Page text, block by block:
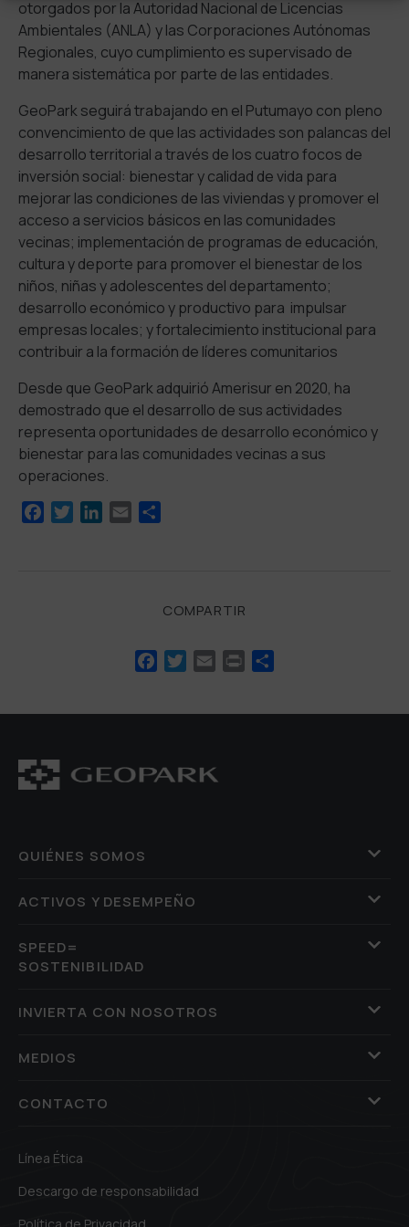
otorgados por la Autoridad Nacional de Licencias
Ambientales (ANLA) y las Corporaciones Autónomas
Regionales, cuyo cumplimiento es supervisado de
manera sistemática por parte de las entidades.
GeoPark seguirá trabajando en el Putumayo con pleno
convencimiento de que las actividades son palancas del
desarrollo territorial a través de los cuatro focos de
inversión social: bienestar y calidad de vida para
mejorar las condiciones de las viviendas y promover el
acceso a servicios básicos en las comunidades
vecinas; implementación de programas de educación,
cultura y deporte para promover el bienestar de los
niños, niñas y adolescentes del departamento;
desarrollo económico y productivo para impulsar
empresas locales; y fortalecimiento institucional para
contribuir a la formación de líderes comunitarios
Desde que GeoPark adquirió Amerisur en 2020, ha
demostrado que el desarrollo de sus actividades
representa oportunidades de desarrollo económico y
bienestar para las comunidades vecinas a sus
operaciones.
FacebookTwitterLinkedIn
Email
COMPARTIR
Facebook
Twitter
Email Print
QUIÉNES SOMOS
ACTIVOS Y DESEMPEÑO
SPEED=
SOSTENIBILIDAD
INVIERTA CON NOSOTROS
MEDIOS
CONTACTO
Línea Ética
Descargo de responsabilidad